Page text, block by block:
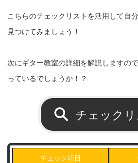
こちらのチェックリストを活用して自
見つけてみましょう！
次にギター教室の詳細を解説しますの
っているでしょうか！？
チェックリ
チェック項目